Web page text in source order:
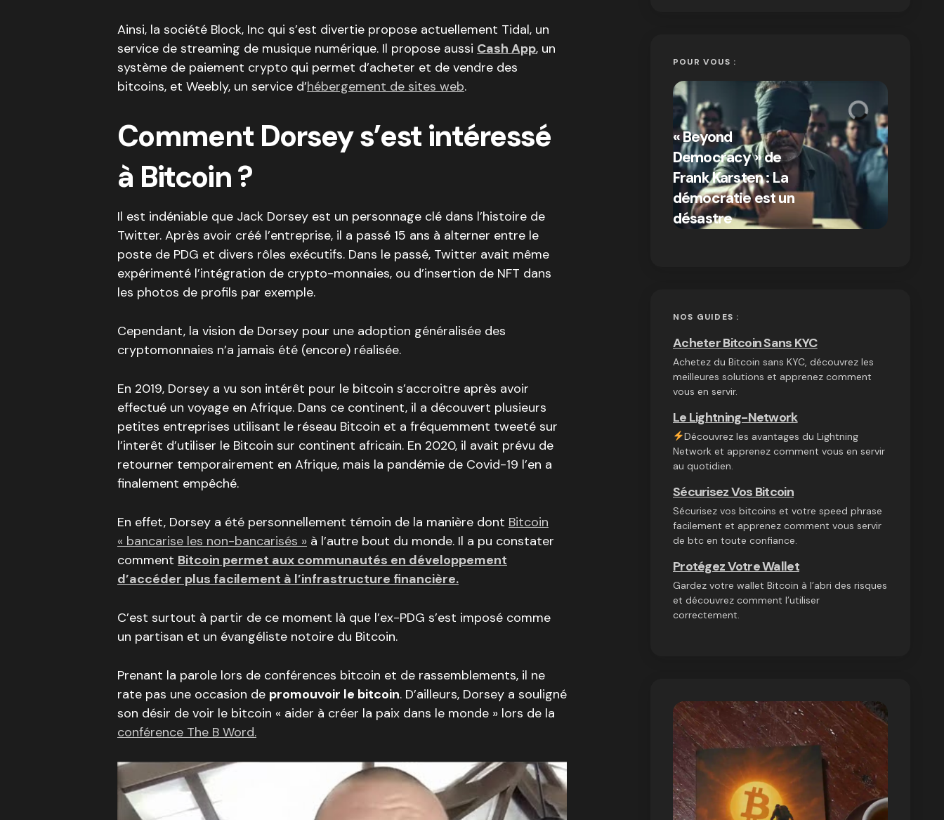
Ainsi, la société Block, Inc qui s’est divertie propose actuellement Tidal, un
service de streaming de musique numérique. Il propose aussi Cash App, un
système de paiement crypto qui permet d’acheter et de vendre des
bitcoins, et Weebly, un service d’hébergement de sites web.
Comment Dorsey s’est intéressé
à Bitcoin ?
Il est indéniable que Jack Dorsey est un personnage clé dans l’histoire de
Twitter. Après avoir créé l’entreprise, il a passé 15 ans à alterner entre le
poste de PDG et divers rôles exécutifs. Dans le passé, Twitter avait même
expérimenté l’intégration de crypto-monnaies, ou d’insertion de NFT dans
les photos de profils par exemple.
Cependant, la vision de Dorsey pour une adoption généralisée des
cryptomonnaies n’a jamais été (encore) réalisée.
En 2019, Dorsey a vu son intérêt pour le bitcoin s’accroitre après avoir
effectué un voyage en Afrique. Dans ce continent, il a découvert plusieurs
petites entreprises utilisant le réseau Bitcoin et a fréquemment tweeté sur
l’interêt d’utiliser le Bitcoin sur continent africain. En 2020, il avait prévu de
retourner temporairement en Afrique, mais la pandémie de Covid-19 l’en a
finalement empêché.
En effet, Dorsey a été personnellement témoin de la manière dont Bitcoin
« bancarise les non-bancarisés » à l’autre bout du monde. Il a pu constater
comment Bitcoin permet aux communautés en développement
d’accéder plus facilement à l’infrastructure financière.
C’est surtout à partir de ce moment là que l’ex-PDG s’est imposé comme
un partisan et un évangéliste notoire du Bitcoin.
Prenant la parole lors de conférences bitcoin et de rassemblements, il ne
rate pas une occasion de promouvoir le bitcoin. D’ailleurs, Dorsey a souligné
son désir de voir le bitcoin « aider à créer la paix dans le monde » lors de la
conférence The B Word.
POUR VOUS :
« Beyond
Democracy » de
Frank Karsten : La
démocratie est un
désastre
on 03/10/2024
NOS GUIDES :
Acheter Bitcoin Sans KYC
Achetez du Bitcoin sans KYC, découvrez les
meilleures solutions et apprenez comment
vous en servir.
Le Lightning-Network
Découvrez les avantages du Lightning
Network et apprenez comment vous en servir
au quotidien.
Sécurisez Vos Bitcoin
Sécurisez vos bitcoins et votre speed phrase
facilement et apprenez comment vous servir
de btc en toute confiance.
Protégez Votre Wallet
Gardez votre wallet Bitcoin à l’abri des risques
et découvrez comment l’utiliser
correctement.